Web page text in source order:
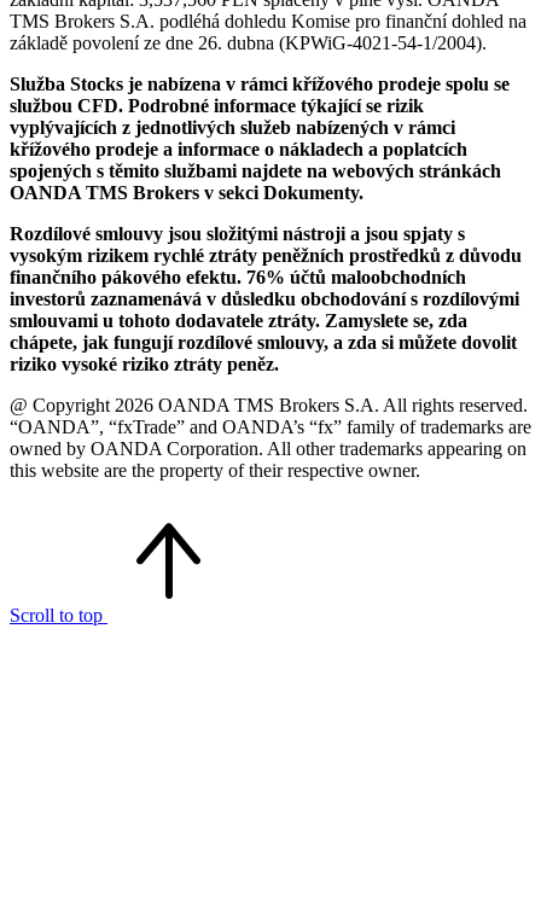
TMS Brokers S.A. podléhá dohledu Komise pro finanční dohled na
základě povolení ze dne 26. dubna (KPWiG-4021-54-1/2004).
Služba Stocks je nabízena v rámci křížového prodeje spolu se
službou CFD. Podrobné informace týkající se rizik
vyplývajících z jednotlivých služeb nabízených v rámci
křížového prodeje a informace o nákladech a poplatcích
spojených s těmito službami najdete na webových stránkách
OANDA TMS Brokers v sekci Dokumenty.
Rozdílové smlouvy jsou složitými nástroji a jsou spjaty s
vysokým rizikem rychlé ztráty peněžních prostředků z důvodu
finančního pákového efektu. 76% účtů maloobchodních
investorů zaznamenává v důsledku obchodování s rozdílovými
smlouvami u tohoto dodavatele ztráty. Zamyslete se, zda
chápete, jak fungují rozdílové smlouvy, a zda si můžete dovolit
riziko vysoké riziko ztráty peněz.
@ Copyright 2026 OANDA TMS Brokers S.A. All rights reserved.
“OANDA”, “fxTrade” and OANDA’s “fx” family of trademarks are
owned by OANDA Corporation. All other trademarks appearing on
this website are the property of their respective owner.
Scroll to top